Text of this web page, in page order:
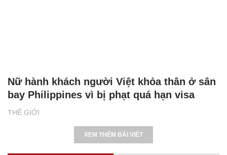
THẾ GIỚI
Nữ hành khách người Việt khỏa thân ở sân
bay Philippines vì bị phạt quá hạn visa
XEM THÊM BÀI VIẾT